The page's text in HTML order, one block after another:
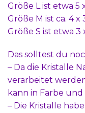
Größe L ist etwa 5
Größe M ist ca. 4 x
Größe S ist etwa 3
Das solltest du
– Da die Kristalle
verarbeitet
kann in Farbe
– Die Kristalle